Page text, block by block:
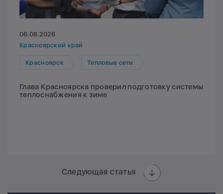
06.08.2026
Красноярский край
Красноярск Тепловые сети
Глава Красноярска проверил подготовку системы
теплоснабжения к зиме
Следующая статья